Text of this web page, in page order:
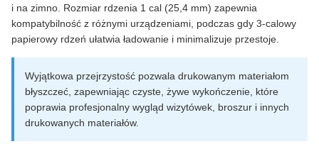
i na zimno. Rozmiar rdzenia 1 cal (25,4 mm) zapewnia
kompatybilność z różnymi urządzeniami, podczas gdy 3-calowy
papierowy rdzeń ułatwia ładowanie i minimalizuje przestoje.
Wyjątkowa przejrzystość pozwala drukowanym materiałom
błyszczeć, zapewniając czyste, żywe wykończenie, które
poprawia profesjonalny wygląd wizytówek, broszur i innych
drukowanych materiałów.